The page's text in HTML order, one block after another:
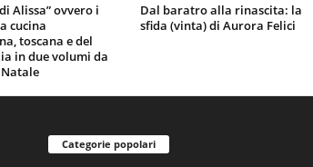
Alissa” ovvero i
cucina
toscana e del
in due volumi da
Dal baratro alla rinascita: la
sfida (vinta) di Aurora Felici
Categorie popolari